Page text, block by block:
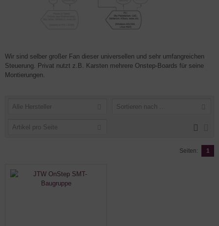
Wir sind selber großer Fan dieser universellen und sehr umfangreichen
Steuerung. Privat nutzt z.B. Karsten mehrere Onstep-Boards für seine
Montierungen.
Alle Hersteller Sortieren nach ...
Artikel pro Seite
Seiten: 1